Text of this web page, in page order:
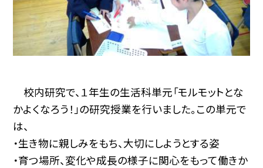
校内研究で、１年生の生活科単元「モルモットとな
かよくなろう！」の研究授業を行いました。この単元で
は、
・生き物に親しみをもち、大切にしようとする姿
・育つ場所、変化や成長の様子に関心をもって働きか